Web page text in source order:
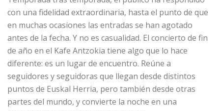
con una fidelidad extraordinaria, hasta el punto de que
en muchas ocasiones las entradas se han agotado
antes de la fecha. Y no es casualidad. El concierto de fin
de año en el Kafe Antzokia tiene algo que lo hace
diferente: es un lugar de encuentro. Reúne a
seguidores y seguidoras que llegan desde distintos
puntos de Euskal Herria, pero también desde otras
partes del mundo, y convierte la noche en una